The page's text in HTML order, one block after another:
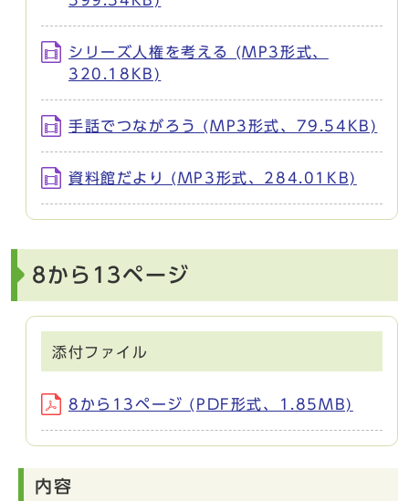
シリーズ人権を考える (MP3形式、
320.18KB)
手話でつながろう (MP3形式、79.54KB)
資料館だより (MP3形式、284.01KB)
8から13ページ
添付ファイル
8から13ページ (PDF形式、1.85MB)
内容